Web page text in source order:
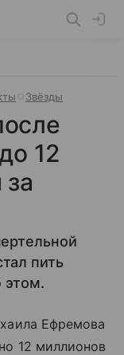
Звёзды
12
пить
этом.
Ефремова
12 миллионов